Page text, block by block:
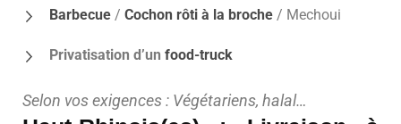
Barbecue / Cochon rôti à la broche / Mechoui
Privatisation d’un food-truck
Selon vos exigences : Végétariens, halal…